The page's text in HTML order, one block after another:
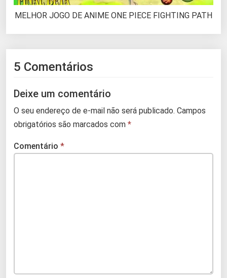
MELHOR JOGO DE ANIME ONE PIECE FIGHTING PATH
5 Comentários
Deixe um comentário
O seu endereço de e-mail não será publicado. Campos
obrigatórios são marcados com *
Comentário *